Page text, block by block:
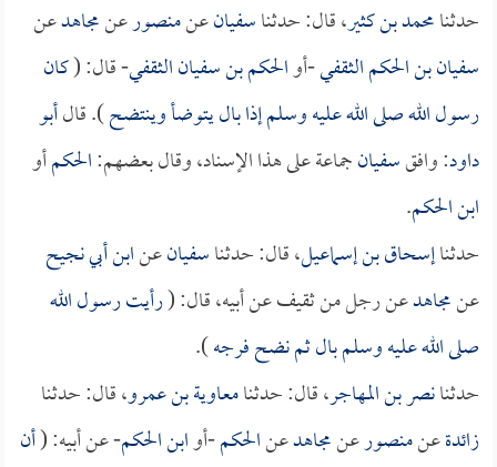
حدثنامحمد بن كثير، قال: حدثناسفيانعنمنصورعنمجاهدعن
سفيان بن الحكم الثقفي-أوالحكم بن سفيان الثقفي- قال: (كان
رسول الله صلى الله عليه وسلم إذا بال يتوضأ وينتضح). قالأبو
داود: وافقسفيانجماعة على هذا الإسناد، وقال بعضهم:الحكمأو
ابن الحكم.
حدثناإسحاق بن إسماعيل، قال: حدثناسفيانعنابن أبي نجيح
عنمجاهدعن رجل من ثقيف عن أبيه، قال: (رأيت رسول الله
صلى الله عليه وسلم بال ثم نضح فرجه).
حدثنانصر بن المهاجر، قال: حدثنامعاوية بن عمرو، قال: حدثنا
زائدةعنمنصورعنمجاهدعنالحكم-أوابن الحكم- عن أبيه: (أن